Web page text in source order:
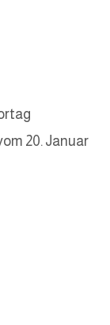
20. Januar